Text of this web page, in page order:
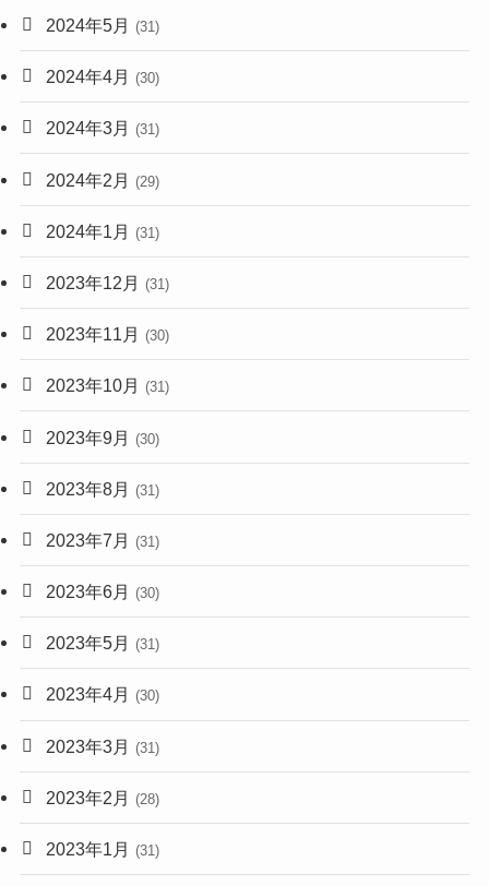
2024年5月 (31)
2024年4月 (30)
2024年3月 (31)
2024年2月 (29)
2024年1月 (31)
2023年12月 (31)
2023年11月 (30)
2023年10月 (31)
2023年9月 (30)
2023年8月 (31)
2023年7月 (31)
2023年6月 (30)
2023年5月 (31)
2023年4月 (30)
2023年3月 (31)
2023年2月 (28)
2023年1月 (31)